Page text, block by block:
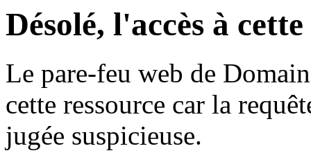
Désolé, l'accès à
Le pare-feu web de
cette ressource car la
jugée suspicieuse.